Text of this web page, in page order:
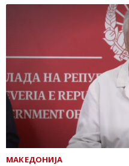
МАКЕДОНИЈА